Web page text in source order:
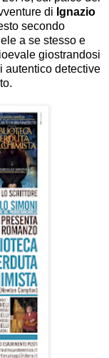
di Ignazio
secondo
a se stesso e
giostrandosi
autentico detective